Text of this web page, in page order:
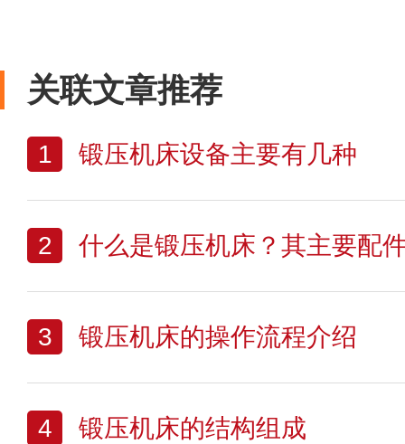
关联文章推荐
1 锻压机床设备主要有几种
2 什么是锻压机床？其主要配
3 锻压机床的操作流程介绍
4 锻压机床的结构组成